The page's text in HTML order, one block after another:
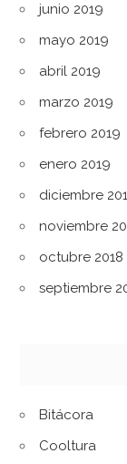
junio 2019
mayo 2019
abril 2019
marzo 2019
febrero 2019
enero 2019
diciembre
noviembre
octubre 2018
septiembre
Bitácora
Cooltura